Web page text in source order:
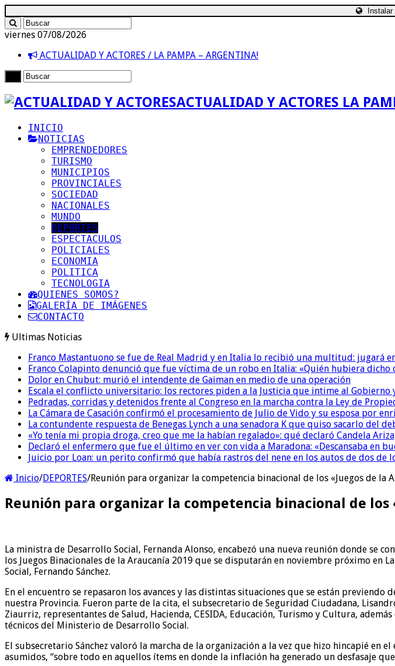
viernes 07/08/2026
ACTUALIDAD Y ACTORES / LA PAMPA – ARGENTINA!
ACTUALIDAD Y ACTORES LA
INICIO
NOTICIAS
EMPRENDEDORES
TURISMO
MUNICIPIOS
PROVINCIALES
SOCIEDAD
NACIONALES
MUNDO
DEPORTES
ESPECTACULOS
POLICIALES
ECONOMIA
POLITICA
TECNOLOGIA
QUIENES SOMOS?
GALERÍA DE IMÁGENES
CONTACTO
Ultimas Noticias
Franco Mastantuono se fue de Real Madrid y en Italia lo recibió una multitud: jugará
Franco Colapinto denunció que fue víctima de un robo en Italia: «Quién hubiera
Dolor en Chubut: murió el intendente de Gaiman en medio de una operación
Escala el conflicto universitario: los rectores piden a la Justicia que intime al
Pedradas, corridas y detenidos frente al Congreso en la marcha contra la Ley de
La Cámara de Casación confirmó el procesamiento de Julio de Vido y su esposa por
La contundente respuesta de Benegas Lynch a una senadora K que quiso sacarlo del
«Yo tenía mi propia droga, creo que me la habían regalado»: qué declaró Candela
Declaró el enfermero que fue el último en ver con vida a Maradona: «Descansaba en
Juicio por Loan: un perito confirmó que había rastros del nene en los autos de dos de
Inicio/DEPORTES/Reunión para organizar la competencia binacional de los «Juegos de la
Reunión para organizar la competencia binacional de los
La ministra de Desarrollo Social, Fernanda Alonso, encabezó una nueva reunión donde se
los Juegos Binacionales de la Araucanía 2019 que se disputarán en noviembre próximo en
Social, Fernando Sánchez.
En el encuentro se repasaron los avances y las distintas situaciones que se están
nuestra Provincia. Fueron parte de la cita, el subsecretario de Seguridad Ciudadana,
Ziaurriz, representantes de Salud, Hacienda, CESIDA, Educación, Turismo y Cultura,
técnicos del Ministerio de Desarrollo Social.
El subsecretario Sánchez valoró la marcha de la organización a la vez que hizo hincapié
asumidos, “sobre todo en aquellos ítems en donde la inflación ha generado un desfasaje